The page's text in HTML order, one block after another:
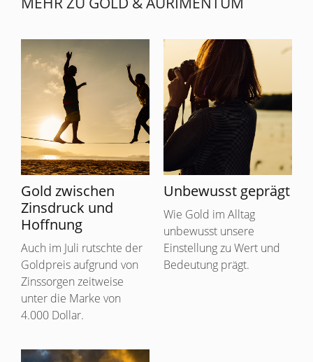
Gold zwischen
Zinsdruck und
Hoffnung
Auch im Juli rutschte der
Goldpreis aufgrund von
Zinssorgen zeitweise
unter die Marke von
4.000 Dollar.
Unbewusst geprägt
Wie Gold im Alltag
unbewusst unsere
Einstellung zu Wert und
Bedeutung prägt.